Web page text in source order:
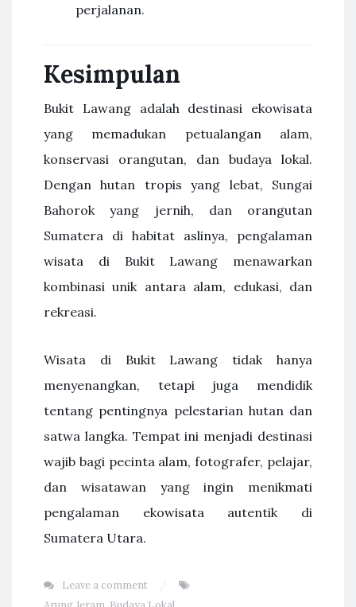
perjalanan.
Kesimpulan
Bukit Lawang adalah destinasi ekowisata
yang memadukan petualangan alam,
konservasi orangutan, dan budaya lokal.
Dengan hutan tropis yang lebat, Sungai
Bahorok yang jernih, dan orangutan
Sumatera di habitat aslinya, pengalaman
wisata di Bukit Lawang menawarkan
kombinasi unik antara alam, edukasi, dan
rekreasi.
Wisata di Bukit Lawang tidak hanya
menyenangkan, tetapi juga mendidik
tentang pentingnya pelestarian hutan dan
satwa langka. Tempat ini menjadi destinasi
wajib bagi pecinta alam, fotografer, pelajar,
dan wisatawan yang ingin menikmati
pengalaman ekowisata autentik di
Sumatera Utara.
Leave a comment